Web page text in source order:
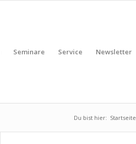
Seminare Service Newsletter
Du bist hier: Startseite